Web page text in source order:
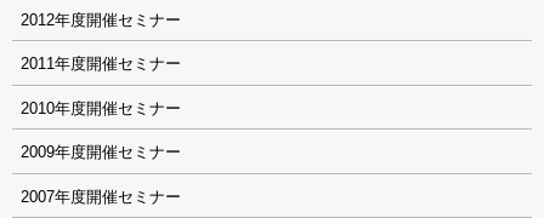
2012
2011
2010
2009
2007